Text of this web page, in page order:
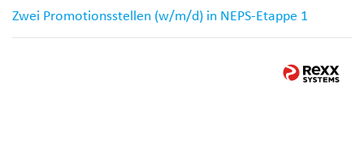
Zwei Promotionsstellen (w/m/d) in NEPS-Etappe 1